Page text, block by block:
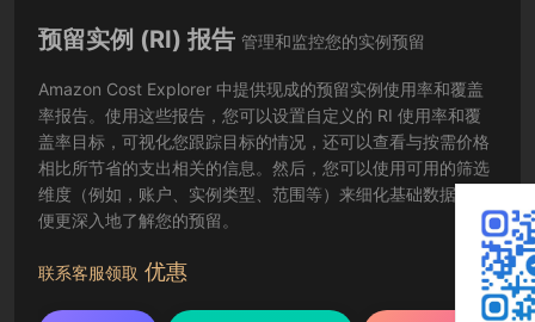
预留实例 (RI) 报告 管理和监控您的实例预留
Amazon Cost Explorer 中提供现成的预留实例使用率和覆盖
率报告。使用这些报告，您可以设置自定义的 RI 使用率和覆
盖率目标，可视化您跟踪目标的情况，还可以查看与按需价格
相比所节省的支出相关的信息。然后，您可以使用可用的筛选
维度（例如，账户、实例类型、范围等）来细化基础数据，以
便更深入地了解您的预留。
联系客服领取 优惠